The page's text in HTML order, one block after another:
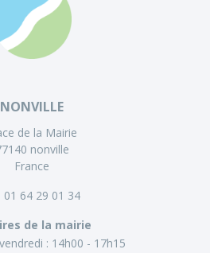
NONVILLE
de la Mairie
nonville
France
01 64 29 01 34
de la mairie
: 14h00 - 17h15